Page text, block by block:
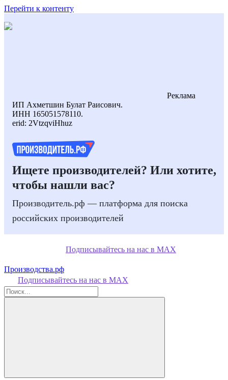
Перейти к контенту
Реклама
ИП Ахметшин Булат Раисович.
ИНН 165051578110.
erid: 2VtzqviHhuz
Ищете производителей? Или хотите,
чтобы нашли вас?
Производитель.рф — платформа для поиска
российских производителей
Подписывайтесь на нас в MAX
Производства.рф
Подписывайтесь на нас в MAX